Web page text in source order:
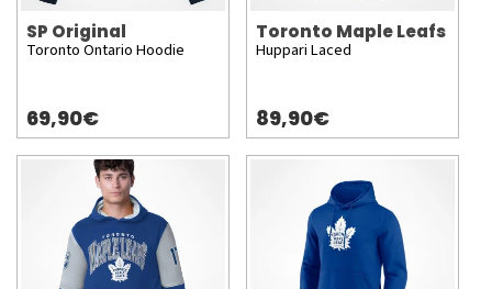
SP Original
Toronto Ontario Hoodie
69,90€
Toronto Maple Leafs
Huppari Laced
89,90€